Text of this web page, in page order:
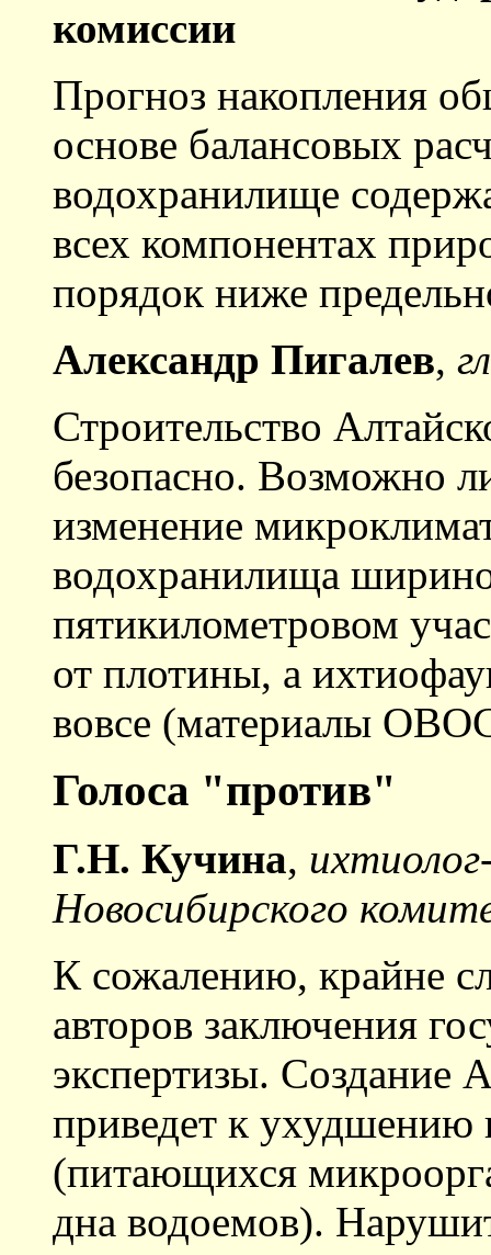
комиссии
Прогноз накопления
основе балансовых
водохранилище
всех компонентах
порядок ниже
Александр Пигалев,
Строительство
безопасно. Возможно
изменение
водохранилища
пятикилометровом
от плотины, а
вовсе (материалы
Голоса "против"
Г.Н. Кучина,
Новосибирского
К сожалению, крайне
авторов заключения
экспертизы. Создание
приведет к ухудшению
(питающихся
дна водоемов).